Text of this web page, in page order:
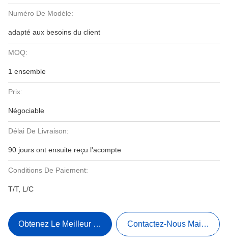
Numéro De Modèle:
adapté aux besoins du client
MOQ:
1 ensemble
Prix:
Négociable
Délai De Livraison:
90 jours ont ensuite reçu l'acompte
Conditions De Paiement:
T/T, L/C
Obtenez Le Meilleur Prix Contactez-Nous Maintenant